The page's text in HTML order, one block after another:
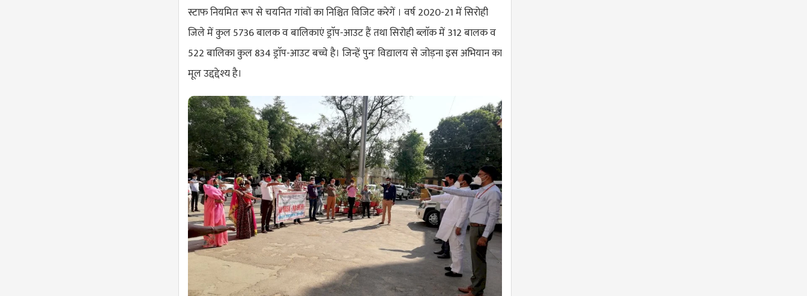
स्टाफ नियमित रूप से चयनित गांवों का निश्चित विजिट करेगें । वर्ष 2020-21 में सिरोही
जिले में कुल 5736 बालक व बालिकाएं ड्राॅप-आउट हैं तथा सिरोही ब्लाॅक में 312 बालक व
522 बालिका कुल 834 ड्राॅप-आउट बच्चे है। जिन्हें पुनः विद्यालय से जोड़ना इस अभियान का
मूल उद्दद्देश्य है।